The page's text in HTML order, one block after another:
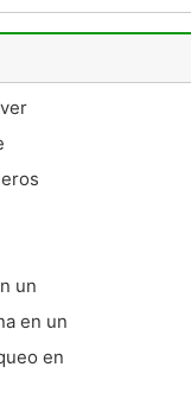
un
en un
en